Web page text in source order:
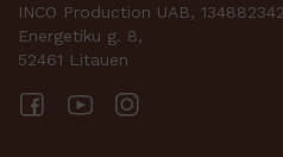
INCO Production UAB, 134882342
Energetiku g. 8,
52461 Litauen
FacebookYouTube